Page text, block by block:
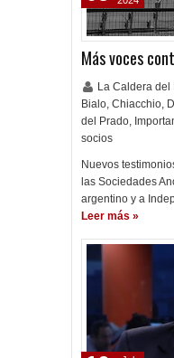
Más voces
La Caldera del
Bialo, Chiacchio,
del Prado,
socios
Nuevos
las Sociedades
argentino y a
Leer más »